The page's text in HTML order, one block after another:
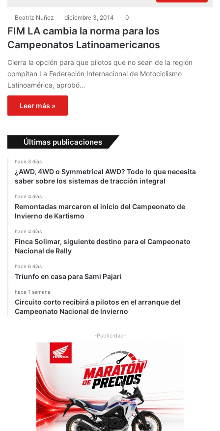
Beatriz Nuñez diciembre 3, 2014 0
FIM LA cambia la norma para los
Campeonatos Latinoamericanos
Cierra la opción para que pilotos que no sean de la región
compitan La Federación Internacional de Motociclismo
Latinoamérica, aprobó…
Leer más »
Últimas publicaciones
hace 3 días
¿AWD, 4WD o Symmetrical AWD? Todo lo que necesita
saber sobre los sistemas de tracción integral
hace 4 días
Remontadas marcaron el inicio del Campeonato de
Invierno de Kartismo
hace 4 días
Finca Solimar, siguiente destino para el Campeonato
Nacional de Rally
hace 6 días
Triunfo en casa para Sami Pajari
hace 1 semana
Circuito corto recibirá a pilotos en el arranque del
Campeonato Nacional de Invierno
-Publicidad-